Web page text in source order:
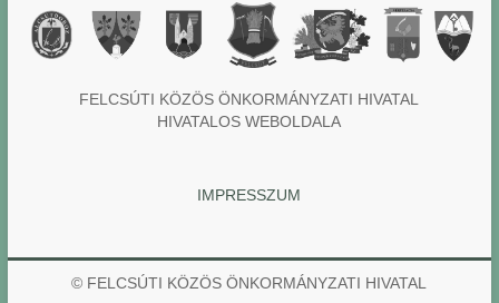
FELCSÚTI KÖZÖS ÖNKORMÁNYZATI HIVATAL
HIVATALOS WEBOLDALA
IMPRESSZUM
© FELCSÚTI KÖZÖS ÖNKORMÁNYZATI HIVATAL